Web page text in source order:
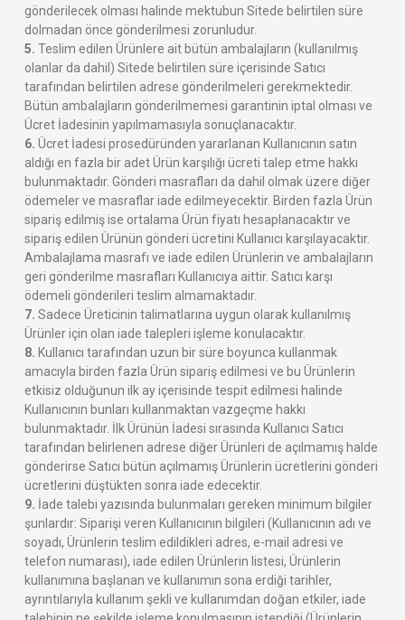
gönderilecek olması halinde mektubun Sitede belirtilen süre
dolmadan önce gönderilmesi zorunludur.
5. Teslim edilen Ürünlere ait bütün ambalajların (kullanılmış
olanlar da dahil) Sitede belirtilen süre içerisinde Satıcı
tarafından belirtilen adrese gönderilmeleri gerekmektedir.
Bütün ambalajların gönderilmemesi garantinin iptal olması ve
Ücret İadesinin yapılmamasıyla sonuçlanacaktır.
6. Ücret İadesi prosedüründen yararlanan Kullanıcının satın
aldığı en fazla bir adet Ürün karşılığı ücreti talep etme hakkı
bulunmaktadır. Gönderi masrafları da dahil olmak üzere diğer
ödemeler ve masraflar iade edilmeyecektir. Birden fazla Ürün
sipariş edilmiş ise ortalama Ürün fiyatı hesaplanacaktır ve
sipariş edilen Ürünün gönderi ücretini Kullanıcı karşılayacaktır.
Ambalajlama masrafı ve iade edilen Ürünlerin ve ambalajların
geri gönderilme masrafları Kullanıcıya aittir. Satıcı karşı
ödemeli gönderileri teslim almamaktadır.
7. Sadece Üreticinin talimatlarına uygun olarak kullanılmış
Ürünler için olan iade talepleri işleme konulacaktır.
8. Kullanıcı tarafından uzun bir süre boyunca kullanmak
amacıyla birden fazla Ürün sipariş edilmesi ve bu Ürünlerin
etkisiz olduğunun ilk ay içerisinde tespit edilmesi halinde
Kullanıcının bunları kullanmaktan vazgeçme hakkı
bulunmaktadır. İlk Ürünün İadesi sırasında Kullanıcı Satıcı
tarafından belirlenen adrese diğer Ürünleri de açılmamış halde
gönderirse Satıcı bütün açılmamış Ürünlerin ücretlerini gönderi
ücretlerini düştükten sonra iade edecektir.
9. İade talebi yazısında bulunmaları gereken minimum bilgiler
şunlardır: Siparişi veren Kullanıcının bilgileri (Kullanıcının adı ve
soyadı, Ürünlerin teslim edildikleri adres, e-mail adresi ve
telefon numarası), iade edilen Ürünlerin listesi, Ürünlerin
kullanımına başlanan ve kullanımın sona erdiği tarihler,
ayrıntılarıyla kullanım şekli ve kullanımdan doğan etkiler, iade